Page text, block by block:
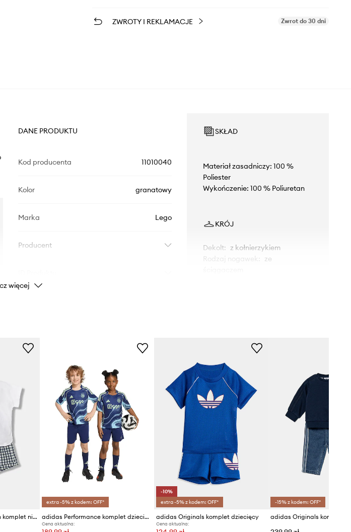
ZWROTY I REKLAMACJE Zwrot do 30 dni
DANE PRODUKTU
Kod producenta 11010040
Kolor granatowy
Marka Lego
Producent
SKŁAD
Materiał zasadniczy: 100 %
Poliester
Wykończenie: 100 % Poliuretan
KRÓJ
Dekolt: z kołnierzykiem
Rodzaj nogawek
ze
więcej
United Colors of Benetton komplet niemowlęcy z lnem
extra -5% z kodem: OFF*
adidas Performance komplet dziecięcy AJAX
Cena aktualna:
-10%
extra -5% z kodem: OFF*
adidas Originals komplet dziecięcy
Cena aktualna:
-15% z kodem: OFF*
adidas Originals komplet